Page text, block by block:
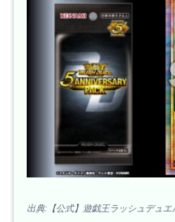
出典:【公式】遊戯王ラッシュデュエ